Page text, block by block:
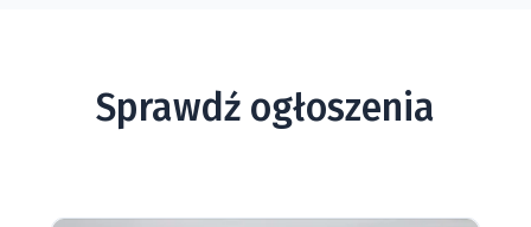
Sprawdź ogłoszenia